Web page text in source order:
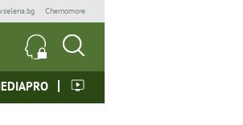
Chernomore